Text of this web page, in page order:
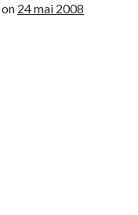
on 24 mai 2008